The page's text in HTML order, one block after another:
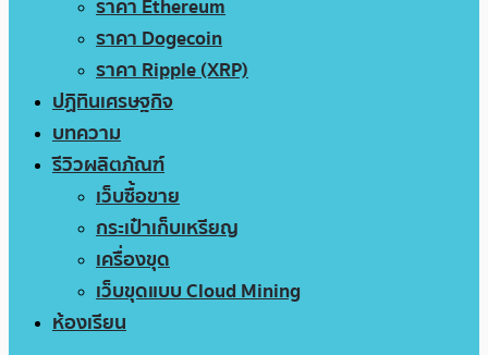
ราคา Ethereum
ราคา Dogecoin
ราคา Ripple (XRP)
ปฏิทินเศรษฐกิจ
บทความ
รีวิวผลิตภัณฑ์
เว็บซื้อขาย
กระเป๋าเก็บเหรียญ
เครื่องขุด
เว็บขุดแบบ Cloud Mining
ห้องเรียน